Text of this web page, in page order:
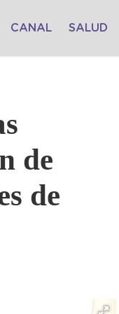
CANAL SALUD
de
de